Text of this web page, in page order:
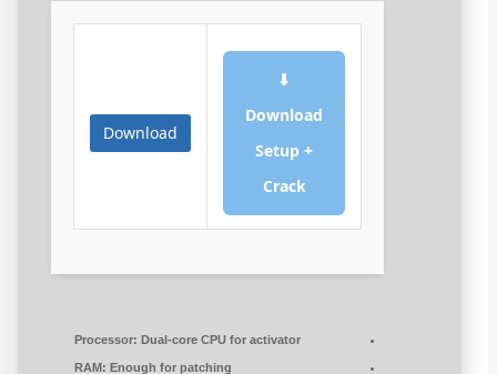
⬇
Download
Setup +
Crack
Download
Processor: Dual-core CPU for activator
RAM: Enough for patching